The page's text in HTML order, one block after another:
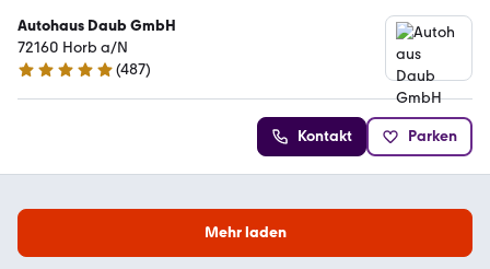
Autohaus Daub GmbH
72160 Horb a/N
4.8 Sterne
(487)
Kontakt Parken
Mehr laden